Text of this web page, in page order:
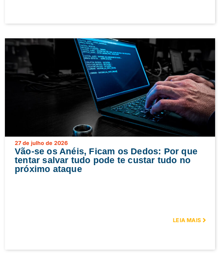
27 de julho de 2026
Vão-se os Anéis, Ficam os Dedos: Por que
tentar salvar tudo pode te custar tudo no
próximo ataque
LEIA MAIS